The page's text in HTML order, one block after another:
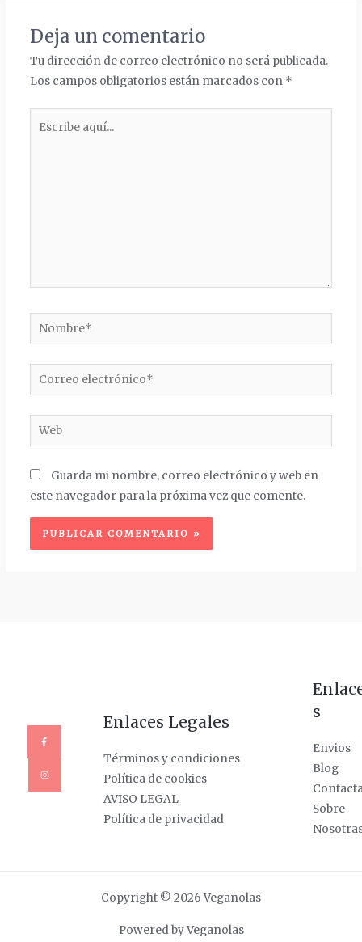
Deja un comentario
Tu dirección de correo electrónico no será publicada.
Los campos obligatorios están marcados con *
Nombre*
Correo
electrónico*
Web
Guarda mi nombre, correo electrónico y web en
este navegador para la próxima vez que comente.
Enlaces Legales
Términos y condiciones
Política de cookies
AVISO LEGAL
Política de privacidad
s
Envios
Blog
Sobre
Copyright © 2026 Veganolas
Powered by Veganolas